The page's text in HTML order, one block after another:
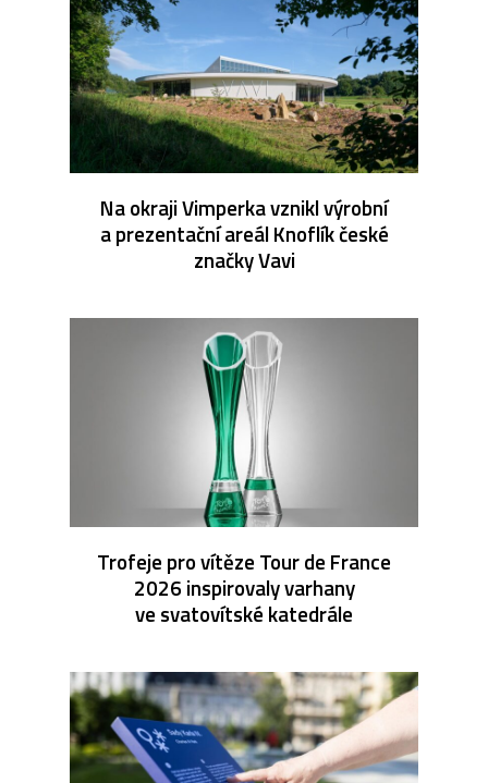
Na okraji Vimperka vznikl výrobní
a prezentační areál Knoflík české
značky Vavi
Trofeje pro vítěze Tour de France
2026 inspirovaly varhany
ve svatovítské katedrále